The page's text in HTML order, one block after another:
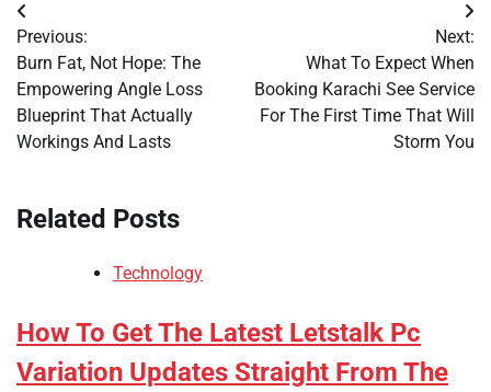
Post
navigation
Previous:
Burn Fat, Not Hope: The
Empowering Angle Loss
Blueprint That Actually
Workings And Lasts
Next:
What To Expect When
Booking Karachi See Service
For The First Time That Will
Storm You
Related Posts
Technology
How To Get The Latest Letstalk Pc
Variation Updates Straight From The